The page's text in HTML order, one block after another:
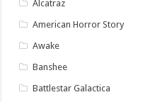
Alcatraz
American Horror Story
Awake
Banshee
Battlestar Galactica